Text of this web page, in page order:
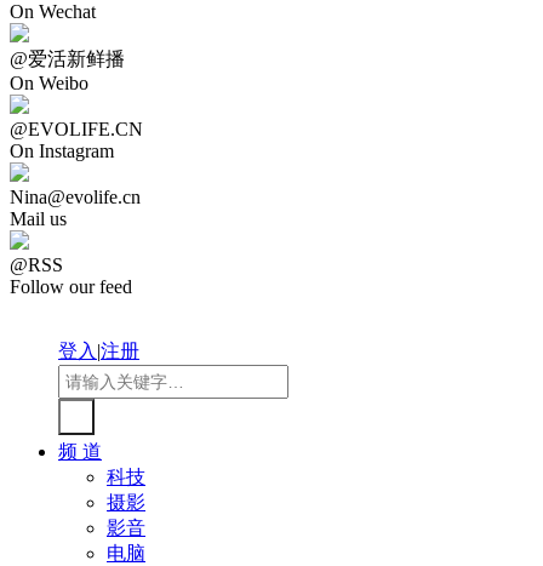
On Wechat
@爱活新鲜播
On Weibo
@EVOLIFE.CN
On Instagram
Nina@evolife.cn
Mail us
@RSS
Follow our feed
登入|注册
频 道
科技
摄影
影音
电脑